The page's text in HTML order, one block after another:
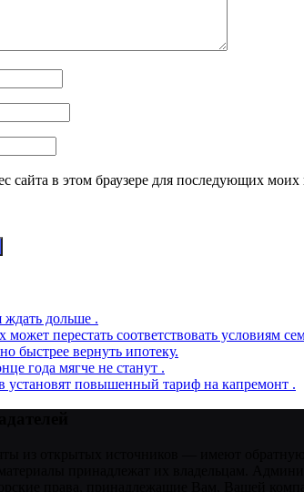
сайта в этом браузере для последующих моих
ждать дольше .
может перестать соответствовать условиям
быстрее вернуть ипотеку.
года мягче не станут .
установят повышенный тариф на капремонт .